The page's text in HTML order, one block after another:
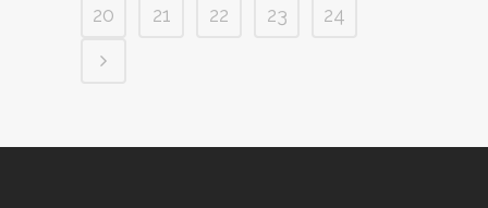
20
21 22 23 24